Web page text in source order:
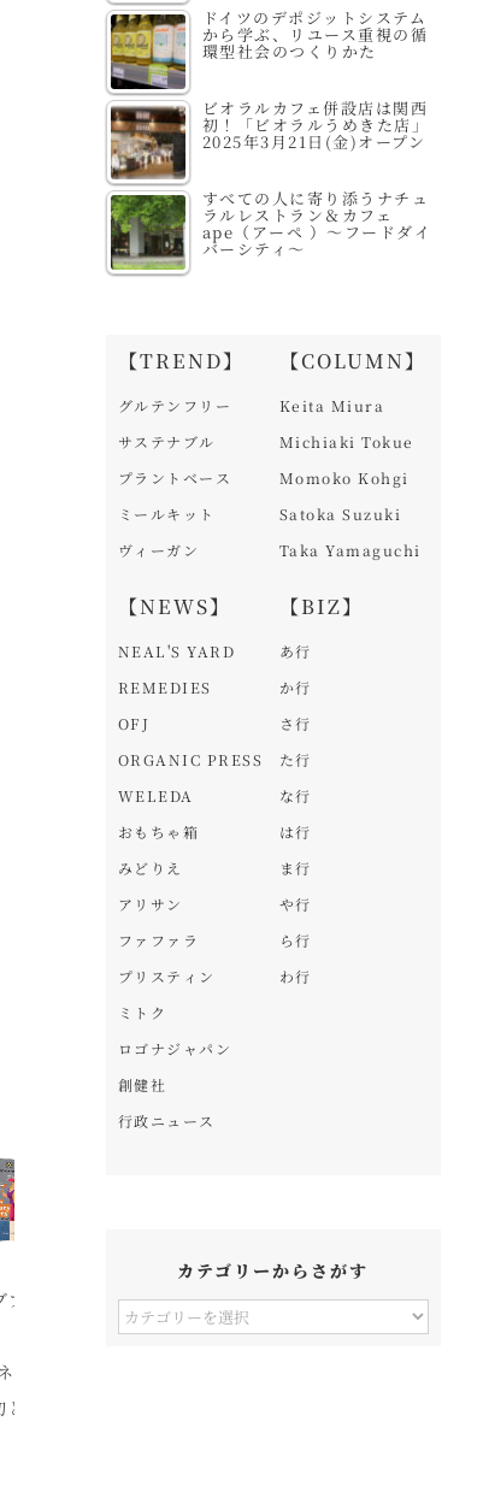
風と光「有機ヴィーガ
ンレトルトハヤシ」新
【農林水産省】令和3
年度「未来につながる
ドイツのデポジットシステム
から学ぶ、リユース重視の循
環型社会のつくりかた
ビオラルカフェ併設店は関西
初！「ビオラルうめきた店」
2025年3月21日(金)オープン
すべての人に寄り添うナチュ
ラルレストラン＆カフェ
ape（アーペ ）～フードダイ
バーシティ～
【TREND】
グルテンフリー
サステナブル
プラントベース
ミールキット
ヴィーガン
【NEWS】
NEAL'S YARD
REMEDIES
OFJ
ORGANIC PRESS
WELEDA
おもちゃ箱
みどりえ
アリサン
ファファラ
プリスティン
ミトク
ロゴナジャパン
創健社
行政ニュース
【COLUMN】
Keita Miura
Michiaki Tokue
Momoko Kohgi
Satoka Suzuki
Taka Yamaguchi
【BIZ】
あ行
か行
さ行
た行
な行
は行
ま行
や行
ら行
わ行
カテゴリーからさがす
カ